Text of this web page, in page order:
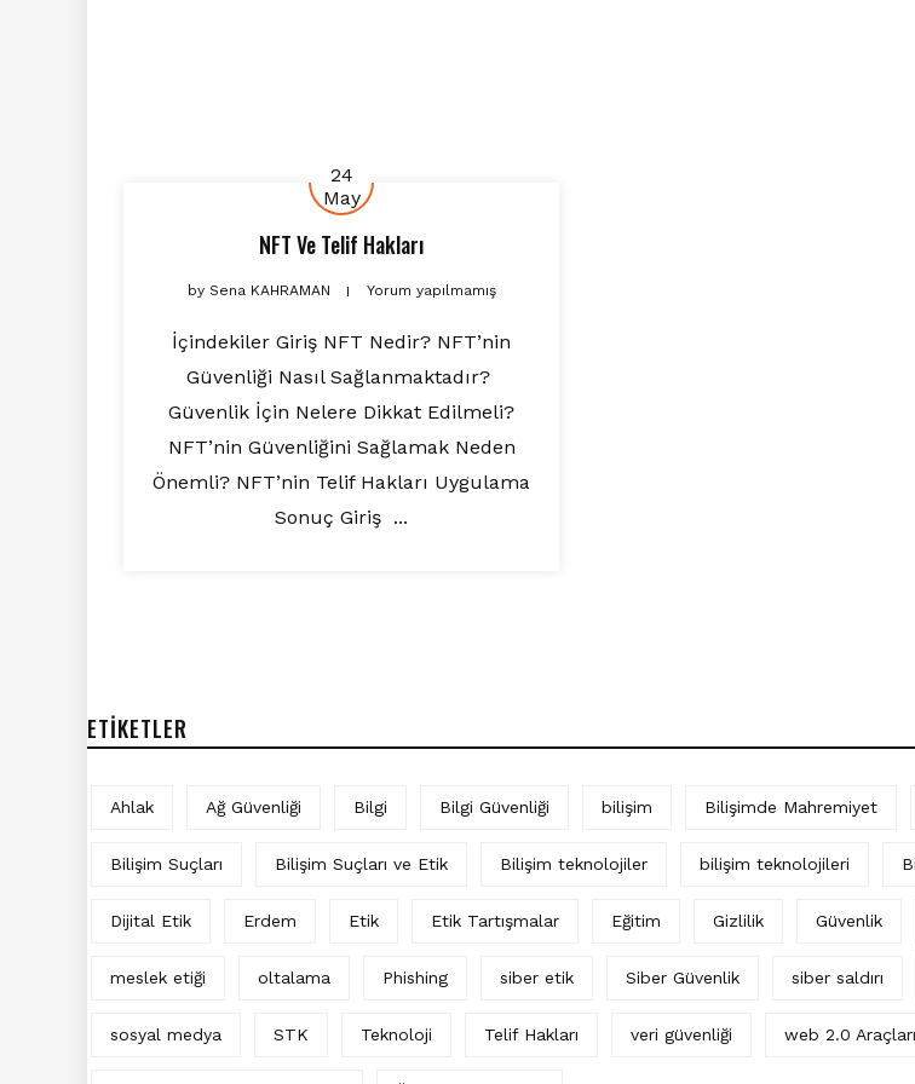
24
May
NFT Ve Telif Hakları
bySena KAHRAMAN Yorum yapılmamış
İçindekiler Giriş NFT Nedir? NFT’nin
Güvenliği Nasıl Sağlanmaktadır?
Güvenlik İçin Nelere Dikkat Edilmeli?
NFT’nin Güvenliğini Sağlamak Neden
Önemli? NFT’nin Telif Hakları Uygulama
Sonuç Giriş ...
ETIKETLER
Ahlak Ağ Güvenliği Bilgi Bilgi Güvenliği bilişim Bilişimde Mahremiyet
Bilişim Suçları Bilişim Suçları ve Etik Bilişim teknolojiler bilişim teknolojileri
Dijital Etik Erdem Etik Etik Tartışmalar Eğitim Gizlilik Güvenlik
meslek etiği oltalama Phishing siber etik Siber Güvenlik siber saldırı
sosyal medya STK Teknoloji Telif Hakları veri güvenliği web 2.0 Araçları